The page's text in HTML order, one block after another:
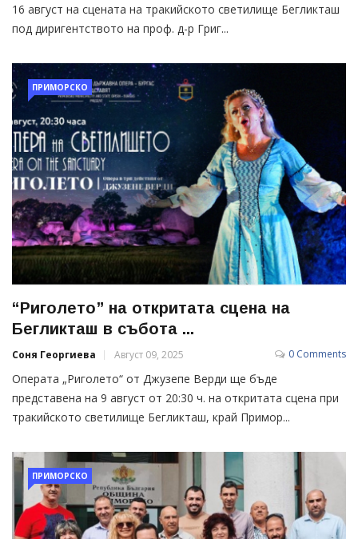
16 август на сцената на тракийското светилище Бегликташ
под диригентството на проф. д-р Григ...
ПРИМОРСКО
“Риголето” на откритата сцена на
Бегликташ в събота ...
Соня Георгиева Август 09, 2025 0 Comments
Операта „Риголето“ от Джузепе Верди ще бъде
представена на 9 август от 20:30 ч. на откритата сцена при
тракийското светилище Бегликташ, край Примор...
ПРИМОРСКО